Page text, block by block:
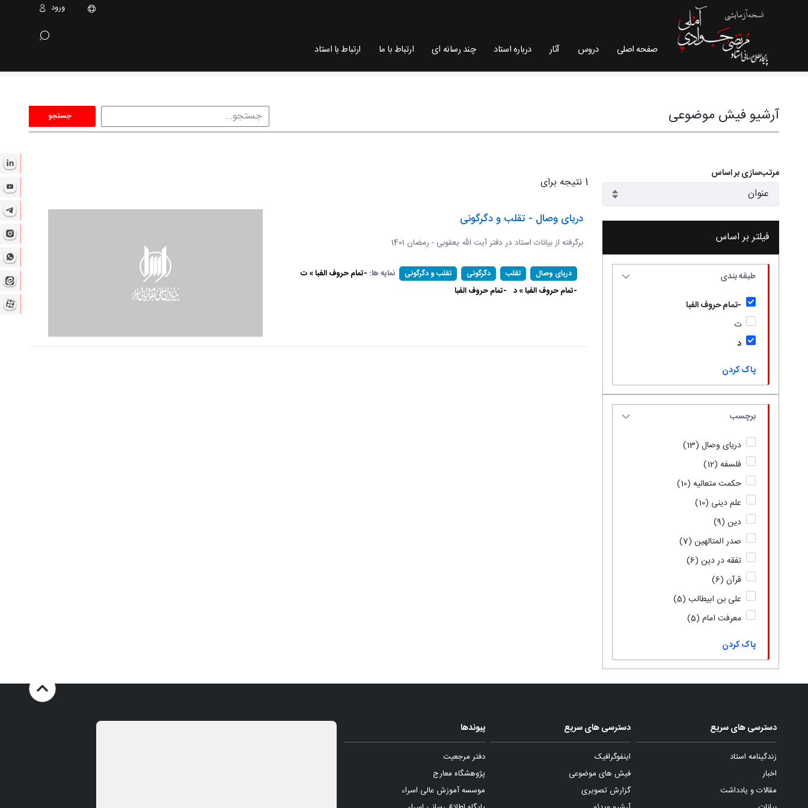
ورود
صفحه اصلی دروس آثار درباره استاد چند رسانه ای ارتباط با ما ارتباط با استاد
آرشیو فیش موضوعی
جستجو
مرتب‌سازی بر اساس
فیلتر بر اساس
طبقه بندی
-تمام حروف الفبا
ت
د
پاک کردن
برچسب
دریای وصال (13)
فلسفه (12)
حکمت متعالیه (10)
علم دینی (10)
دین (9)
صدر المتالهین (7)
تفقه در دین (6)
قرآن (6)
علی بن ابیطالب (5)
معرفت امام (5)
پاک کردن
1 نتیجه برای
دریای وصال - تقلب و دگرگونی
برگرفته از بیانات استاد در دفتر آیت الله یعقوبی - رمضان 1401
دریای وصال تقلب دگرگونی تقلب و دگرگونی نمایه ها: -تمام حروف الفبا » ت
-تمام حروف الفبا » د -تمام حروف الفبا
دسترسی های سریع
زندگینامه استاد
اخبار
مقالات و یادداشت
دسترسی های سریع
اینفوگرافیک
فیش های موضوعی
گزارش تصویری
پیوندها
دفتر مرجعیت
پژوهشگاه معارج
موسسه آموزش عالی اسراء